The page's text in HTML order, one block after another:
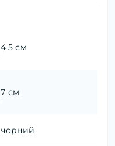
4,5 см
7 см
чорний